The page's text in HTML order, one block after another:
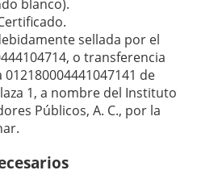
blanco).
sellada por el
o transferencia
de
1, a nombre del Instituto
Públicos, A. C., por la